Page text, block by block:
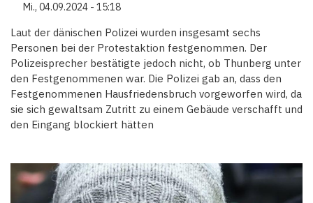
Mi., 04.09.2024 - 15:18
Laut der dänischen Polizei wurden insgesamt sechs
Personen bei der Protestaktion festgenommen. Der
Polizeisprecher bestätigte jedoch nicht, ob Thunberg unter
den Festgenommenen war. Die Polizei gab an, dass den
Festgenommenen Hausfriedensbruch vorgeworfen wird, da
sie sich gewaltsam Zutritt zu einem Gebäude verschafft und
den Eingang blockiert hätten